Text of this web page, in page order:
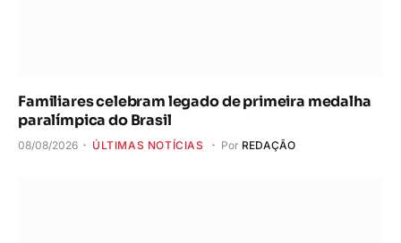
Familiares celebram legado de primeira medalha
paralímpica do Brasil
08/08/2026 ÚLTIMAS NOTÍCIAS Por REDAÇÃO